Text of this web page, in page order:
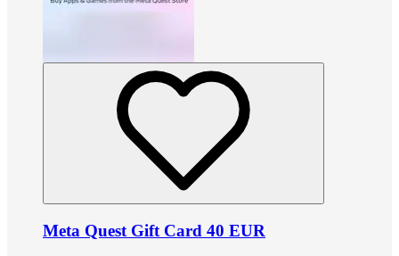
Meta Quest Gift Card 40 EUR